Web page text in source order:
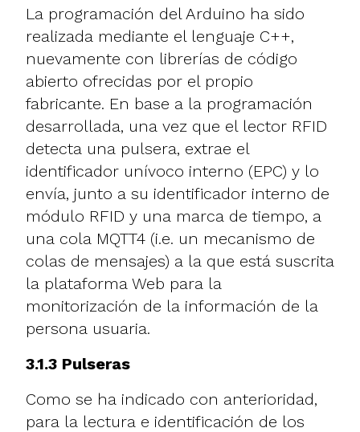
La programación del Arduino ha sido
realizada mediante el lenguaje C++,
nuevamente con librerías de código
abierto ofrecidas por el propio
fabricante. En base a la programación
desarrollada, una vez que el lector RFID
detecta una pulsera, extrae el
identificador unívoco interno (EPC) y lo
envía, junto a su identificador interno de
módulo RFID y una marca de tiempo, a
una cola MQTT4 (i.e. un mecanismo de
colas de mensajes) a la que está suscrita
la plataforma Web para la
monitorización de la información de la
persona usuaria.
3.1.3 Pulseras
Como se ha indicado con anterioridad,
para la lectura e identificación de los